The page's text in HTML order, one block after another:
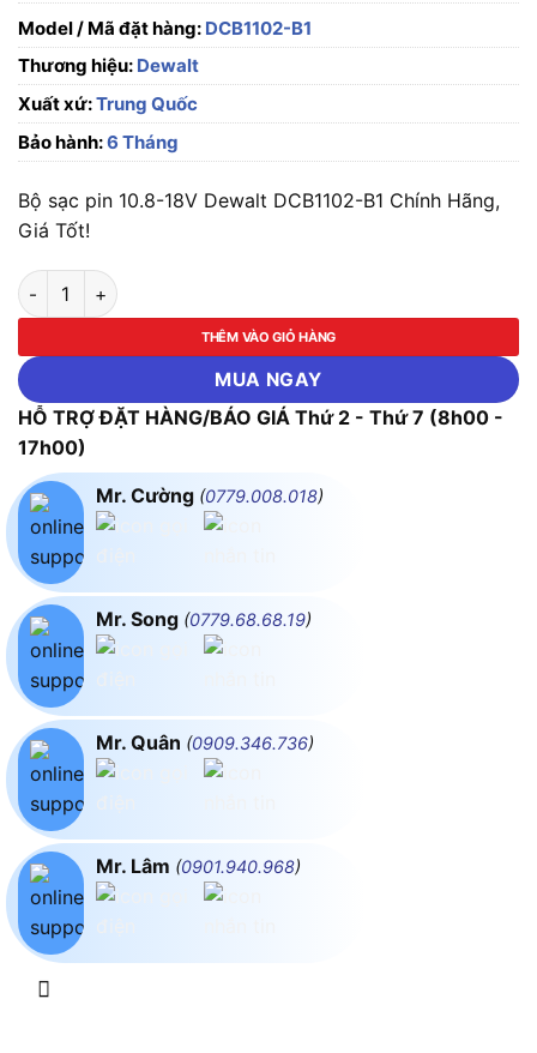
Model / Mã đặt hàng: DCB1102-B1
Thương hiệu: Dewalt
Xuất xứ:Trung Quốc
Bảo hành:6 Tháng
Bộ sạc pin 10.8-18V Dewalt DCB1102-B1 Chính Hãng,
Giá Tốt!
Bộ sạc pin 10.8-18V Dewalt DCB1102-B1 số lượng
THÊM VÀO GIỎ HÀNG
MUA NGAY
HỖ TRỢ ĐẶT HÀNG/BÁO GIÁ Thứ 2 - Thứ 7 (8h00 -
17h00)
Mr. Cường (0779.008.018)
Mr. Song (0779.68.68.19)
Mr. Quân (0909.346.736)
Mr. Lâm (0901.940.968)